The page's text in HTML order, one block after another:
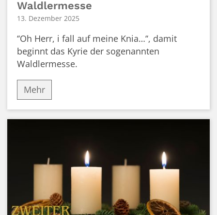
Waldlermesse
13. Dezember 2025
‘‘Oh Herr, i fall auf meine Knia…‘‘, damit
beginnt das Kyrie der sogenannten
Waldlermesse.
Mehr